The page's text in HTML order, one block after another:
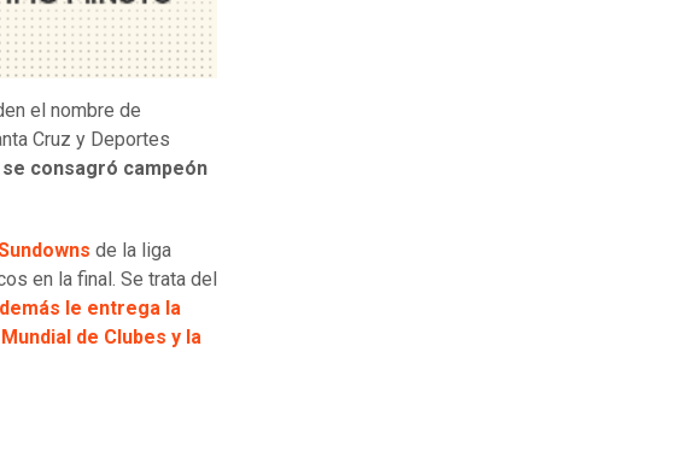
el nombre de
Cruz y Deportes
se consagró campeón
de la liga
en la final. Se trata del
le entrega la
de Clubes y la